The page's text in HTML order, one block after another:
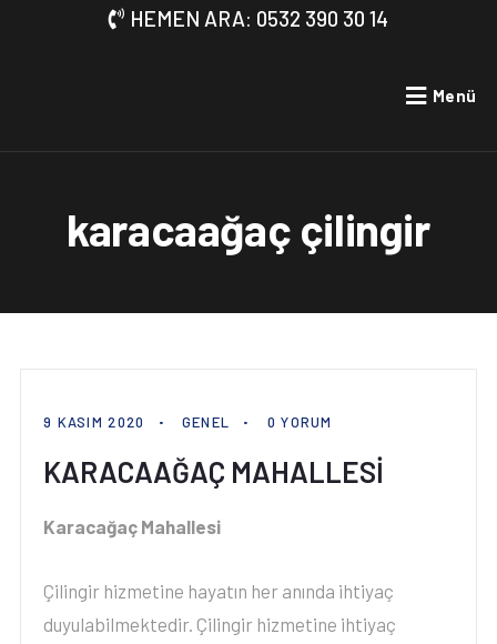
HEMEN ARA: 0532 390 30 14
Menü
karacaağaç çilingir
9 KASIM 2020 GENEL 0 YORUM
KARACAAĞAÇ MAHALLESİ
Karacağaç Mahallesi
Çilingir hizmetine hayatın her anında ihtiyaç
duyulabilmektedir. Çilingir hizmetine ihtiyaç